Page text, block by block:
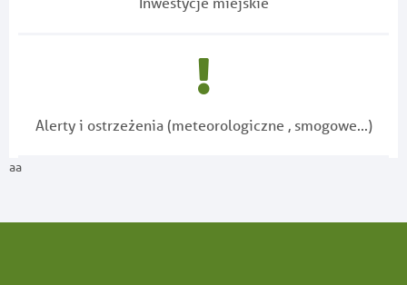
Alerty i ostrzeżenia (meteorologiczne , smogowe...)
aa